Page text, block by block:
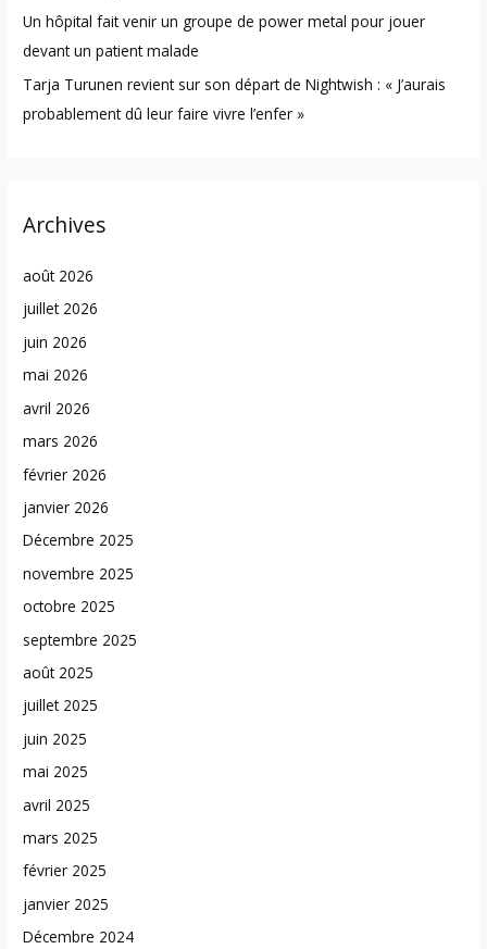
Un hôpital fait venir un groupe de power metal pour jouer
devant un patient malade
Tarja Turunen revient sur son départ de Nightwish : « J’aurais
probablement dû leur faire vivre l’enfer »
Archives
août 2026
juillet 2026
juin 2026
mai 2026
avril 2026
mars 2026
février 2026
janvier 2026
Décembre 2025
novembre 2025
octobre 2025
septembre 2025
août 2025
juillet 2025
juin 2025
mai 2025
avril 2025
mars 2025
février 2025
janvier 2025
Décembre 2024